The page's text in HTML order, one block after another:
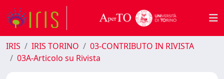
IRIS IRIS TORINO
03-CONTRIBUTO IN RIVISTA
03A-Articolo su Rivista